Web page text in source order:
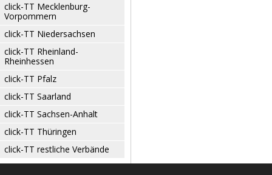
click-TT Mecklenburg-
Vorpommern
click-TT Niedersachsen
click-TT Rheinland-
Rheinhessen
click-TT Pfalz
click-TT Saarland
click-TT Sachsen-Anhalt
click-TT Thüringen
click-TT restliche Verbände